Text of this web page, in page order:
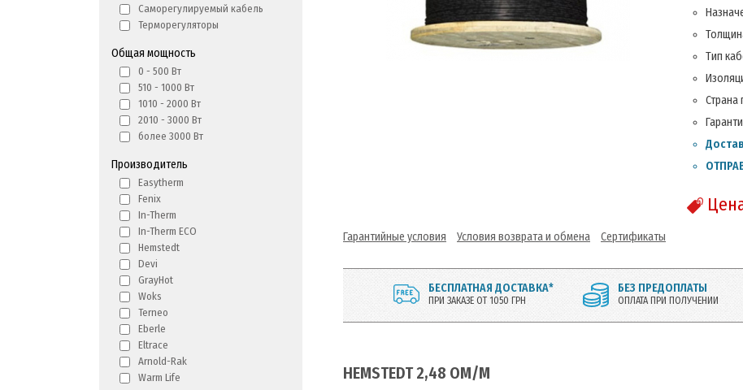
Саморегулируемый кабель
Терморегуляторы
Общая мощность
0 - 500 Вт
510 - 1000 Вт
1010 - 2000 Вт
2010 - 3000 Вт
более 3000 Вт
Производитель
Easytherm
Fenix
In-Therm
In-Therm ECO
Hemstedt
Devi
GrayHot
Woks
Terneo
Eberle
Eltrace
Arnold-Rak
Warm Life
Тип
Страна
Гарантийные условия Условия возврата и обмена Сертификаты
БЕСПЛАТНАЯ ДОСТАВКА*
ПРИ ЗАКАЗЕ ОТ 1050 ГРН
БЕЗ ПРЕДОПЛАТЫ
ОПЛАТА ПРИ ПОЛУЧЕНИИ
HEMSTEDT 2,48 ОМ/М